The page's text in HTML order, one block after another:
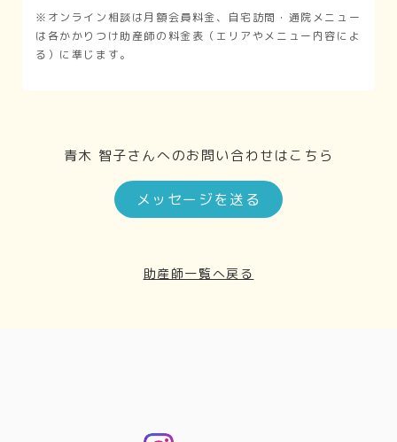
※オンライン相談は月額会員料金、自宅訪問・通院メニュー
は各かかりつけ助産師の料金表（エリアやメニュー内容によ
る）に準じます。
青木 智子さんへのお問い合わせはこちら
メッセージを送る
助産師一覧へ戻る